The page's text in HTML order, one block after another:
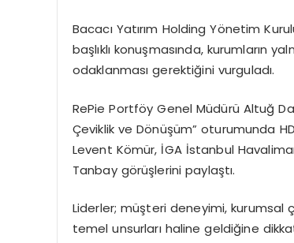
Bacacı Yatırım Holding Yönetim
başlıklı konuşmasında, kurumların
odaklanması gerektiğini vurguladı.
RePie Portföy Genel Müdürü Altuğ
Çeviklik ve Dönüşüm” oturumunda
Levent Kömür, İGA İstanbul
Tanbay görüşlerini paylaştı.
Liderler; müşteri deneyimi,
temel unsurları haline geldiğine